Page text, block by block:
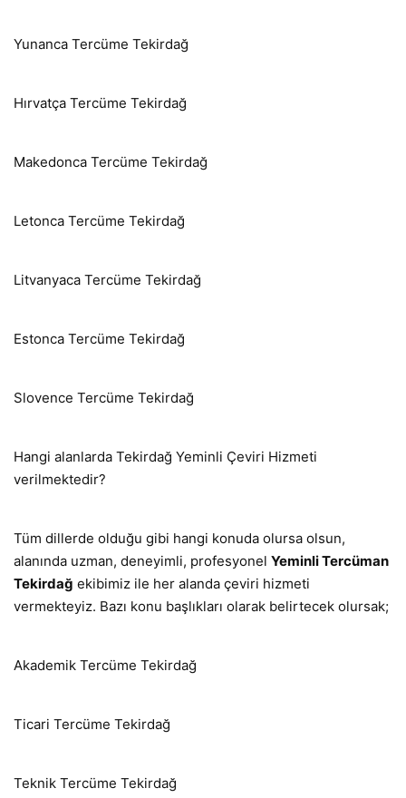
Yunanca Tercüme Tekirdağ
Hırvatça Tercüme Tekirdağ
Makedonca Tercüme Tekirdağ
Letonca Tercüme Tekirdağ
Litvanyaca Tercüme Tekirdağ
Estonca Tercüme Tekirdağ
Slovence Tercüme Tekirdağ
Hangi alanlarda Tekirdağ Yeminli Çeviri Hizmeti
verilmektedir?
Tüm dillerde olduğu gibi hangi konuda olursa olsun,
alanında uzman, deneyimli, profesyonel Yeminli Tercüman
Tekirdağ ekibimiz ile her alanda çeviri hizmeti
vermekteyiz. Bazı konu başlıkları olarak belirtecek olursak;
Akademik Tercüme Tekirdağ
Ticari Tercüme Tekirdağ
Teknik Tercüme Tekirdağ